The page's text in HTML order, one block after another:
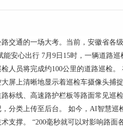
交通的一场大考。当前，安徽省各
安心出行 7月9日15时，一辆道路巡
人员将完成约100公里的道路巡检。
屏上清晰地显示着巡检车摄像头捕
标线、高速路护栏板等路面常见巡
分类上传至后台。 如今，AI智慧巡
支撑。 “200毫秒就可以对影响路面